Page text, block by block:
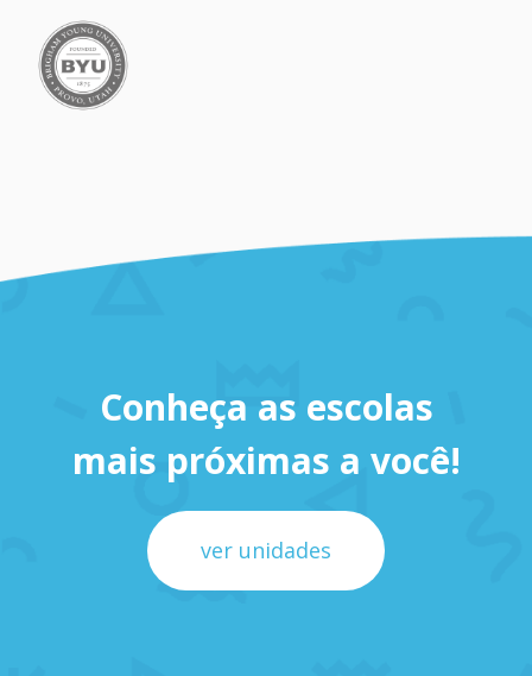
Conheça as escolas
mais próximas a você!
ver unidades